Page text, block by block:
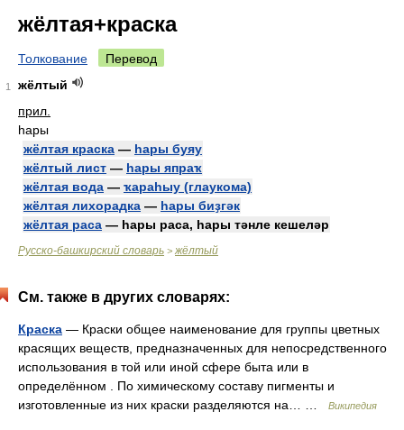
жёлтая+краска
Толкование Перевод
1
жёлтый
прил.
һары
жёлтая краска — һары буяу
жёлтый лист — һары япраҡ
жёлтая вода — ҡараһыу (глаукома)
жёлтая лихорадка — һары биҙгәк
жёлтая раса — һары раса, һары тәнле кешеләр
Русско-башкирский словарь > жёлтый
См. также в других словарях:
Краска — Краски общее наименование для группы цветных
красящих веществ, предназначенных для непосредственного
использования в той или иной сфере быта или в
определённом . По химическому составу пигменты и
изготовленные из них краски разделяются на… …
Википедия